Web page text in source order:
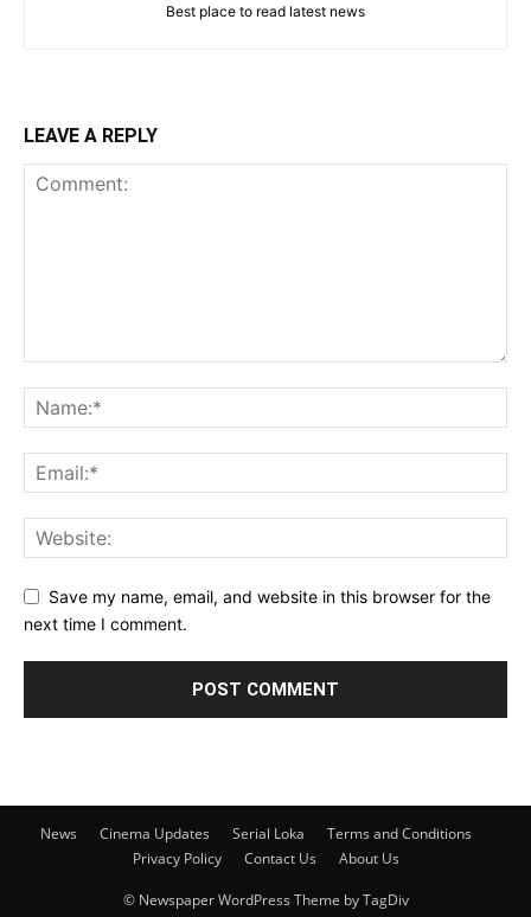
Best place to read latest news
LEAVE A REPLY
Save my name, email, and website in this browser for the
next time I comment.
News Cinema Updates Serial Loka
Terms and Conditions
Privacy Policy
Contact Us About Us
© Newspaper WordPress Theme by TagDiv